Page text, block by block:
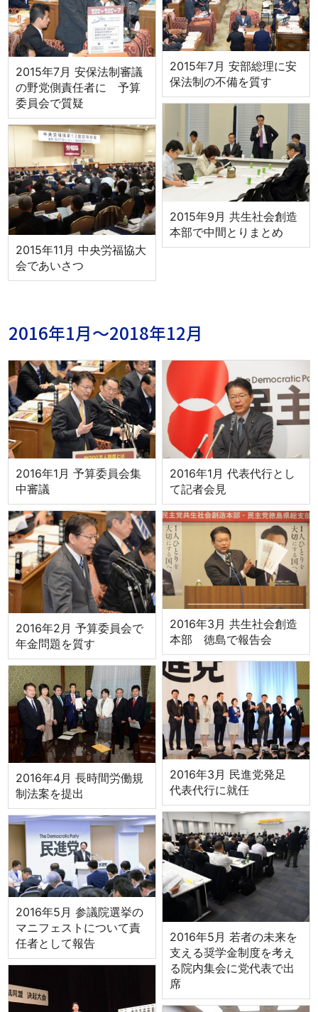
2015年7月 安部総理に安
保法制の不備を質す
2015年7月 安保法制審議
の野党側責任者に 予算
委員会で質疑
2015年9月 共生社会創造
本部で中間とりまとめ
2015年11月 中央労福協大
会であいさつ
2016年1月～2018年12月
2016年1月 予算委員会集
中審議
2016年1月 代表代行とし
て記者会見
2016年2月 予算委員会で
年金問題を質す
2016年3月 共生社会創造
本部 徳島で報告会
2016年3月 民進党発足
代表代行に就任
2016年4月 長時間労働規
制法案を提出
2016年5月 若者の未来を
支える奨学金制度を考え
る院内集会に党代表で出
席
2016年5月 参議院選挙の
マニフェストについて責
任者として報告